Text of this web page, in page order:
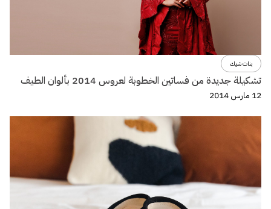
بنات شيك
تشكيلة جديدة من فساتين الخطوبة لعروس 2014 بألوان الطيف
12 مارس 2014